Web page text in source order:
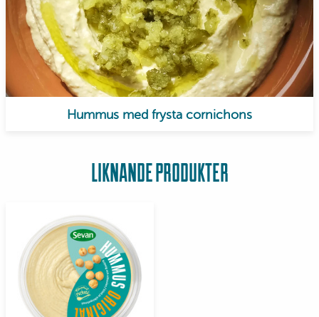
Hummus med frysta cornichons
LIKNANDE PRODUKTER